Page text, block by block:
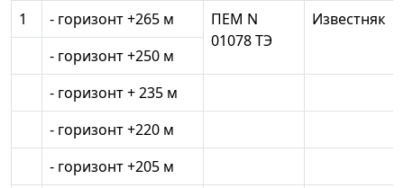
1
- горизонт +265 м
ПЕМ N
01078 ТЭ
Известняк
- горизонт +250 м
- горизонт + 235 м
- горизонт +220 м
- горизонт +205 м